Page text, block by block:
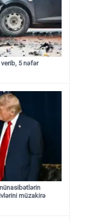
verib, 5 nəfər
müzakirə